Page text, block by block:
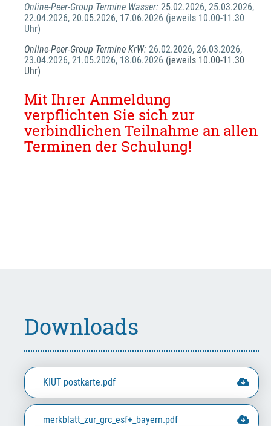
Online-Peer-Group Termine Wasser: 25.02.2026, 25.03.2026,
22.04.2026, 20.05.2026, 17.06.2026 (jeweils 10.00-11.30
Uhr)
Online-Peer-Group Termine KrW: 26.02.2026, 26.03.2026,
23.04.2026, 21.05.2026, 18.06.2026 (jeweils 10.00-11.30
Uhr)
Mit Ihrer Anmeldung
verpflichten Sie sich zur
verbindlichen Teilnahme an allen
Terminen der Schulung!
Downloads
KIUT postkarte.pdf
merkblatt_zur_grc_esf+_bayern.pdf